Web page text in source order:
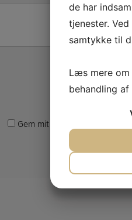
Navn *
Gem mit navn, mail og
de har
tjenester.
samtykke til
Læs mere
behandling